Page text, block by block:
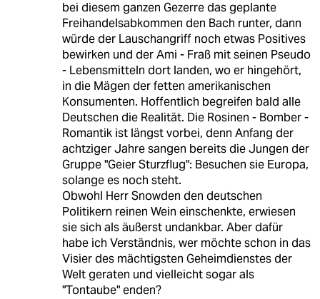
bei diesem ganzen Gezerre das geplante
Freihandelsabkommen den Bach runter, dann
würde der Lauschangriff noch etwas Positives
bewirken und der Ami - Fraß mit seinen Pseudo
- Lebensmitteln dort landen, wo er hingehört,
in die Mägen der fetten amerikanischen
Konsumenten. Hoffentlich begreifen bald alle
Deutschen die Realität. Die Rosinen - Bomber -
Romantik ist längst vorbei, denn Anfang der
achtziger Jahre sangen bereits die Jungen der
Gruppe "Geier Sturzflug": Besuchen sie Europa,
solange es noch steht.
Obwohl Herr Snowden den deutschen
Politikern reinen Wein einschenkte, erwiesen
sie sich als äußerst undankbar. Aber dafür
habe ich Verständnis, wer möchte schon in das
Visier des mächtigsten Geheimdienstes der
Welt geraten und vielleicht sogar als
"Tontaube" enden?